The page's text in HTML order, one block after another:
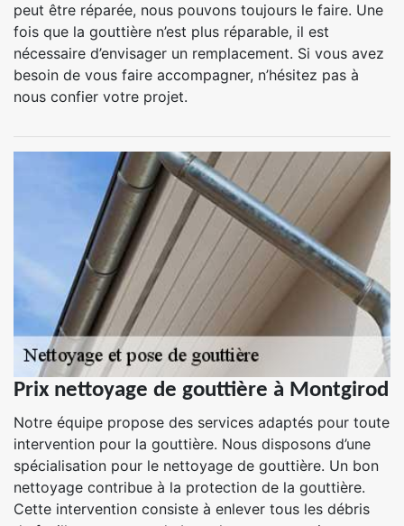
peut être réparée, nous pouvons toujours le faire. Une
fois que la gouttière n’est plus réparable, il est
nécessaire d’envisager un remplacement. Si vous avez
besoin de vous faire accompagner, n’hésitez pas à
nous confier votre projet.
Prix nettoyage de gouttière à Montgirod
Notre équipe propose des services adaptés pour toute
intervention pour la gouttière. Nous disposons d’une
spécialisation pour le nettoyage de gouttière. Un bon
nettoyage contribue à la protection de la gouttière.
Cette intervention consiste à enlever tous les débris